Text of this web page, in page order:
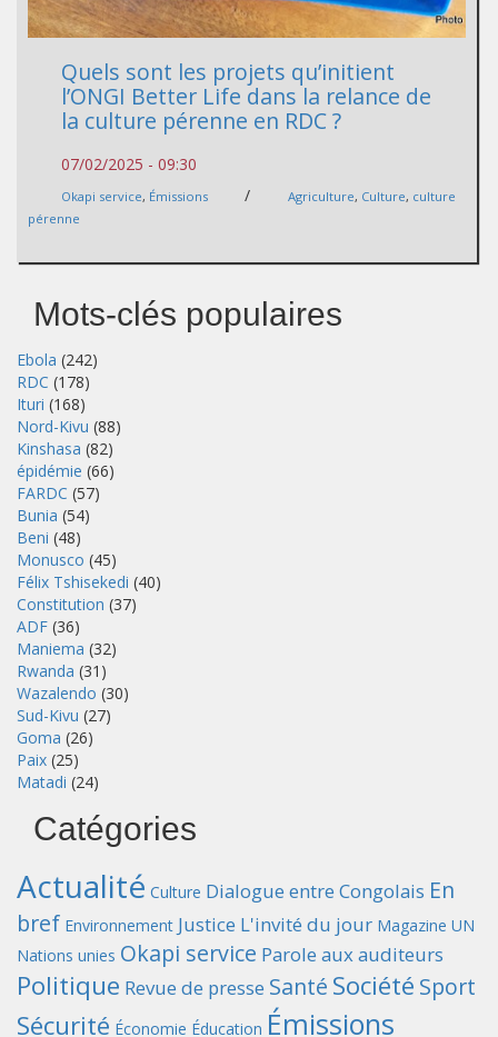
Quels sont les projets qu’initient
l’ONGI Better Life dans la relance de
la culture pérenne en RDC ?
07/02/2025 - 09:30
Okapi service, Émissions / Agriculture, Culture, culture
pérenne
Mots-clés populaires
Ebola (242)
RDC (178)
Ituri (168)
Nord-Kivu (88)
Kinshasa (82)
épidémie (66)
FARDC (57)
Bunia (54)
Beni (48)
Monusco (45)
Félix Tshisekedi (40)
Constitution (37)
ADF (36)
Maniema (32)
Rwanda (31)
Wazalendo (30)
Sud-Kivu (27)
Goma (26)
Paix (25)
Matadi (24)
Catégories
Actualité Culture Dialogue entre Congolais En
bref Environnement Justice L'invité du jour Magazine UN
Nations unies Okapi service Parole aux auditeurs
Politique Revue de presse Santé Société Sport
Sécurité Économie Éducation Émissions